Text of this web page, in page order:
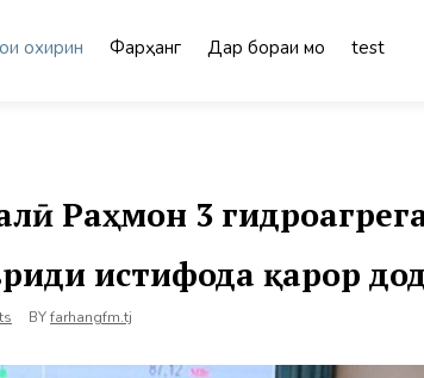
охирин Фарҳанг Дар бораи мо test
Раҳмон 3
истифода қарор
BYfarhangfm.tj